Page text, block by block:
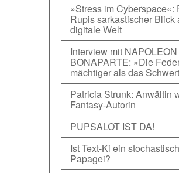
»Stress im Cyberspace«:
Rupis sarkastischer Blick
digitale Welt
Interview mit NAPOLEON
BONAPARTE: »Die
mächtiger als das
Patricia Strunk: Anwältin
Fantasy-Autorin
PUPSALOT IST DA!
Ist Text-Ki ein
Papagei?